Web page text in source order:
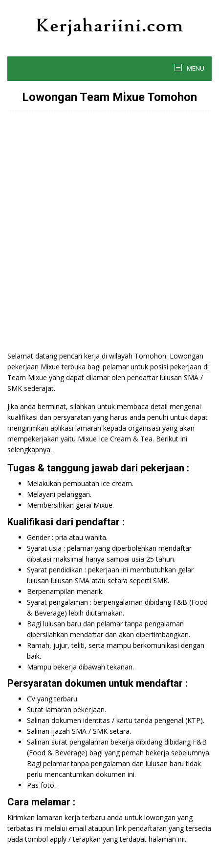
MENU
Lowongan Team Mixue Tomohon
Selamat datang pencari kerja di wilayah Tomohon. Lowongan
pekerjaan Mixue terbuka bagi pelamar untuk posisi pekerjaan di
Team Mixue yang dapat dilamar oleh pendaftar lulusan SMA /
SMK sederajat.
Jika anda berminat, silahkan untuk membaca detail mengenai
kualifikasi dan persyaratan yang harus anda penuhi untuk dapat
mengirimkan aplikasi lamaran kepada organisasi yang akan
mempekerjakan yaitu Mixue Ice Cream & Tea. Berikut ini
selengkapnya.
Tugas & tanggung jawab dari pekerjaan :
Melakukan pembuatan ice cream.
Melayani pelanggan.
Membersihkan gerai Mixue.
Kualifikasi dari pendaftar :
Gender : pria atau wanita.
Syarat usia : pelamar yang diperbolehkan mendaftar
dibatasi maksimal hanya sampai usia 25 tahun.
Syarat pendidikan : pekerjaan ini membutuhkan gelar
lulusan lulusan SMA atau setara seperti SMK.
Berpenampilan menarik.
Syarat pengalaman : berpengalaman dibidang F&B (Food
& Beverage) lebih diutamakan.
Bagi lulusan baru dan pelamar tanpa pengalaman
dipersilahkan mendaftar dan akan dipertimbangkan.
Ramah, jujur, teliti, serta mampu berkomunikasi dengan
baik.
Mampu bekerja dibawah tekanan.
Persyaratan dokumen untuk mendaftar :
CV yang terbaru.
Surat lamaran pekerjaan.
Salinan dokumen identitas / kartu tanda pengenal (KTP).
Salinan ijazah SMA / SMK setara.
Salinan surat pengalaman bekerja dibidang dibidang F&B
(Food & Beverage) bagi yang pernah bekerja sebelumnya.
Bagi pelamar tanpa pengalaman dan lulusan baru tidak
perlu mencantumkan dokumen ini.
Pas foto.
Cara melamar :
Kirimkan lamaran kerja terbaru anda untuk lowongan yang
terbatas ini melalui email ataupun link pendaftaran yang tersedia
pada tombol apply / terapkan yang terdapat halaman ini.